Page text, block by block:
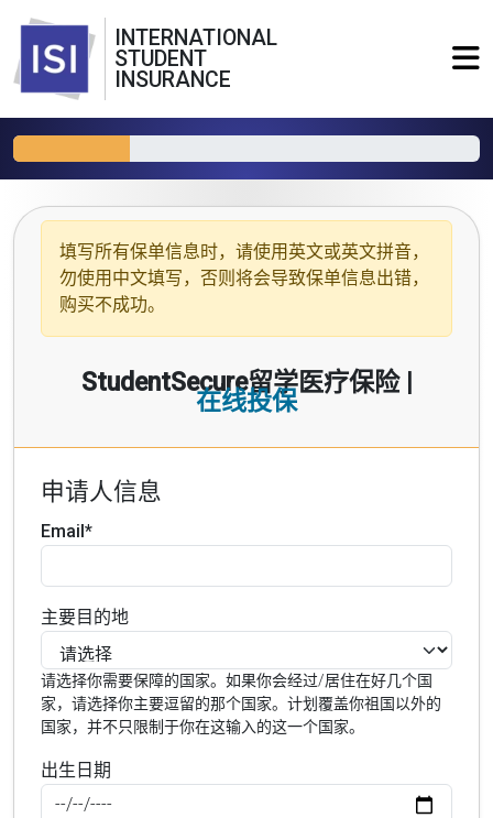
INTERNATIONAL
STUDENT
INSURANCE
填写所有保单信息时，请使用 英文或英文拼音，
勿使用中文填写，否则将会导致保单信息出错，
购买不成功。
StudentSecure留学医疗保险 |
在线投保
申请人信息
Email*
主要目的地
请选择你需要保障的国家。如果你会经过/居住在好几个国
家，请选择你主要逗留的那个国家。计划覆盖你祖国以外的
国家，并不只限制于你在这输入的这一个国家。
出生日期